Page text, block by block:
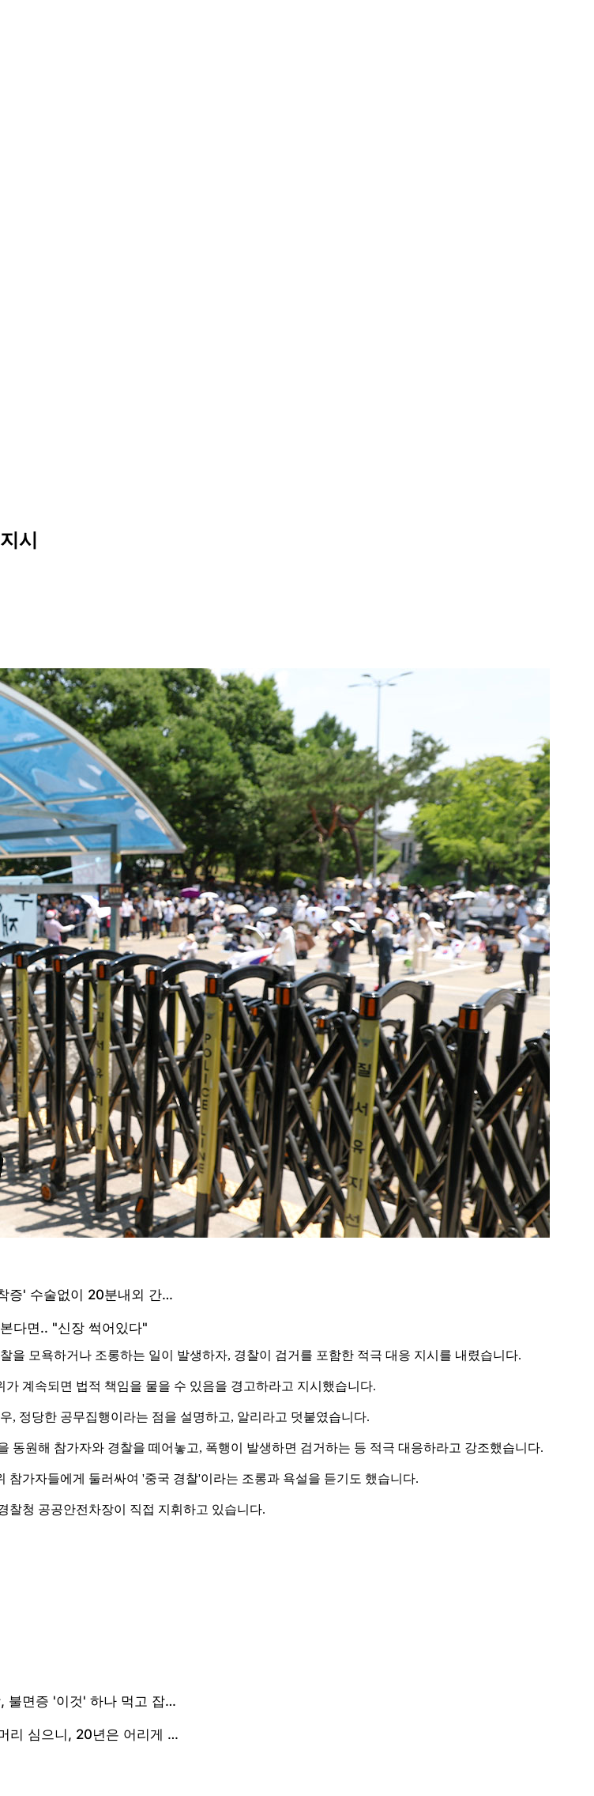
시
모욕하거나 조롱하는 일이 발생하자, 경찰이 검거를 포함한 적극 대응 지시를 내렸습니다.
계속되면 법적 책임을 물을 수 있음을 경고하라고 지시했습니다.
, 정당한 공무집행이라는 점을 설명하고, 알리라고 덧붙였습니다.
원해 참가자와 경찰을 떼어놓고, 폭행이 발생하면 검거하는 등 적극 대응하라고 강조했습니다.
가자들에게 둘러싸여 '중국 경찰'이라는 조롱과 욕설을 듣기도 했습니다.
찰청 공공안전차장이 직접 지휘하고 있습니다.